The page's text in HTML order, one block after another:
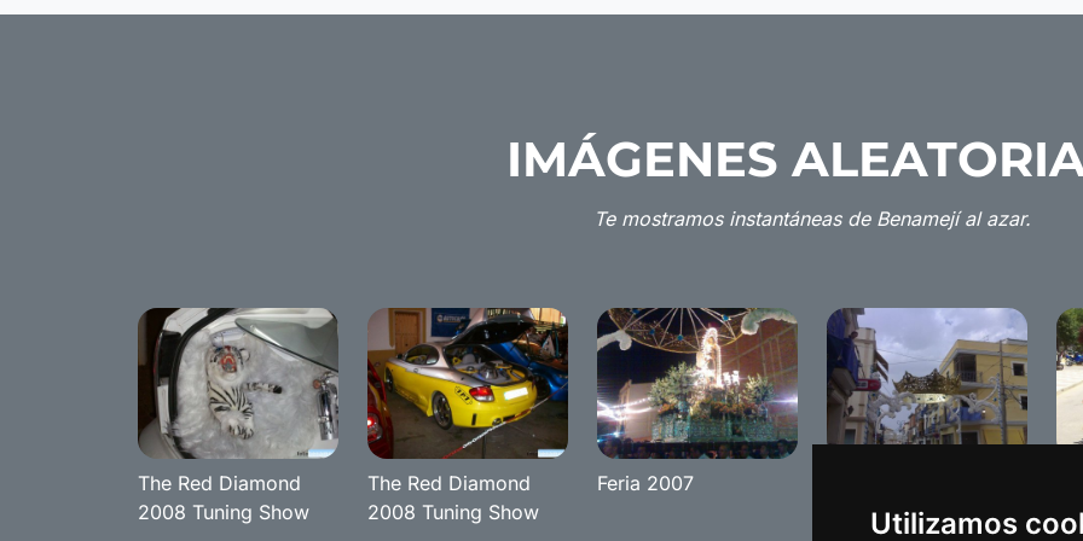
Utilizamos
IMÁGENES
Te mostramos instantáneas de Benamejí al azar.
The Red Diamond
2008 Tuning Show
The Red Diamond
2008 Tuning Show
Feria 2007